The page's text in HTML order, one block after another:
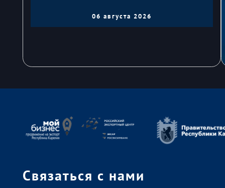
06 августа 2026
Связаться с нами